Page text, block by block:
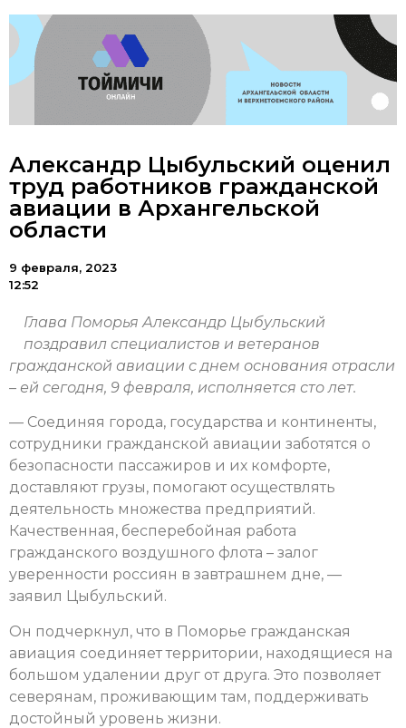
Александр Цыбульский оценил
труд работников гражданской
авиации в Архангельской
области
9 февраля, 2023
12:52
Глава Поморья Александр Цыбульский
поздравил специалистов и ветеранов
гражданской авиации с днем основания отрасли
– ей сегодня, 9 февраля, исполняется сто лет.
— Соединяя города, государства и континенты,
сотрудники гражданской авиации заботятся о
безопасности пассажиров и их комфорте,
доставляют грузы, помогают осуществлять
деятельность множества предприятий.
Качественная, бесперебойная работа
гражданского воздушного флота – залог
уверенности россиян в завтрашнем дне, —
заявил Цыбульский.
Он подчеркнул, что в Поморье гражданская
авиация соединяет территории, находящиеся на
большом удалении друг от друга. Это позволяет
северянам, проживающим там, поддерживать
достойный уровень жизни.